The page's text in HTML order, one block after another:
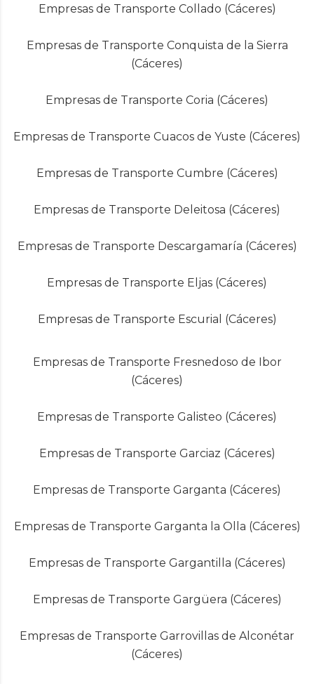
Empresas de Transporte Collado (Cáceres)
Empresas de Transporte Conquista de la Sierra
(Cáceres)
Empresas de Transporte Coria (Cáceres)
Empresas de Transporte Cuacos de Yuste (Cáceres)
Empresas de Transporte Cumbre (Cáceres)
Empresas de Transporte Deleitosa (Cáceres)
Empresas de Transporte Descargamaría (Cáceres)
Empresas de Transporte Eljas (Cáceres)
Empresas de Transporte Escurial (Cáceres)
Empresas de Transporte Fresnedoso de Ibor
(Cáceres)
Empresas de Transporte Galisteo (Cáceres)
Empresas de Transporte Garciaz (Cáceres)
Empresas de Transporte Garganta (Cáceres)
Empresas de Transporte Garganta la Olla (Cáceres)
Empresas de Transporte Gargantilla (Cáceres)
Empresas de Transporte Gargüera (Cáceres)
Empresas de Transporte Garrovillas de Alconétar
(Cáceres)